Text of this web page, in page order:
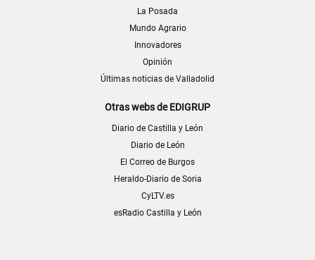
La Posada
Mundo Agrario
Innovadores
Opinión
Últimas noticias de Valladolid
Otras webs de EDIGRUP
Diario de Castilla y León
Diario de León
El Correo de Burgos
Heraldo-Diario de Soria
CyLTV.es
esRadio Castilla y León